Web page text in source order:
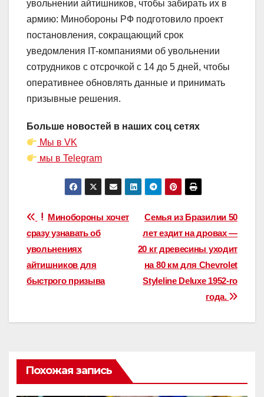
увольнении айтишников, чтобы забирать их в
армию: Минобороны РФ подготовило проект
постановления, сокращающий срок
уведомления IT-компаниями об увольнении
сотрудников с отсрочкой с 14 до 5 дней, чтобы
оперативнее обновлять данные и принимать
призывные решения.
Больше новостей в наших соц сетях
Мы в VK
мы в Telegram
Навигация
по
записям
Семья из Бразилии 50
лет ездит на дровах —
20 кг древесины уходит
на 80 км для Chevrolet
Styleline Deluxe 1952-го
года.
Минобороны хочет
сразу узнавать об
увольнениях
айтишников для
быстрого призыва
Похожая запись